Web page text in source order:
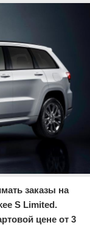
заказы на
S Limited.
цене от 3